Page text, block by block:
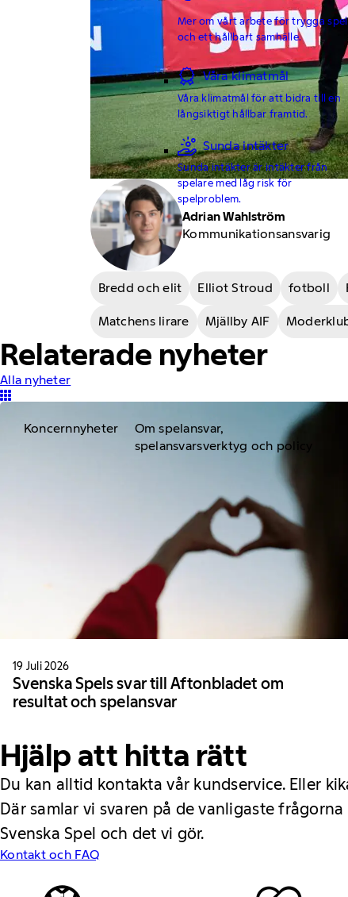
Mer om vårt arbete för trygga spel
och ett hållbart samhälle.
Våra klimatmål
Våra klimatmål för att bidra till en
långsiktigt hållbar framtid.
Sunda intäkter
Sunda intäkter är intäkter från
spelare med låg risk för
spelproblem.
Kommunikationsansvarig
Adrian Wahlström
Bredd och elit Elliot Stroud fotboll
Matchens lirare Mjällby AIF
Relaterade nyheter
Alla nyheter
Koncernnyheter
Om spelansvar,
spelansvarsverktyg och policy
19 Juli 2026
Svenska Spels svar till Aftonbladet om
resultat och spelansvar
Hjälp att hitta rätt
Du kan alltid kontakta vår kundservice. Eller
Där samlar vi svaren på de vanligaste frågorna
Svenska Spel och det vi gör.
Kontakt och FAQ